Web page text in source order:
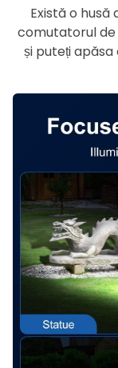
Există o
comutatorul
și puteți